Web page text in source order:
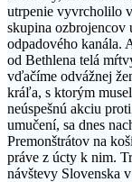
utrpenie vyvrcholilo
skupina ozbrojencov
odpadového kanála.
od Bethlena telá
vďačíme odvážnej
kráľa, s ktorým
neúspešnú akciu
umučení, sa dnes
Premonštrátov na
práve z úcty k nim.
návštevy Slovenska